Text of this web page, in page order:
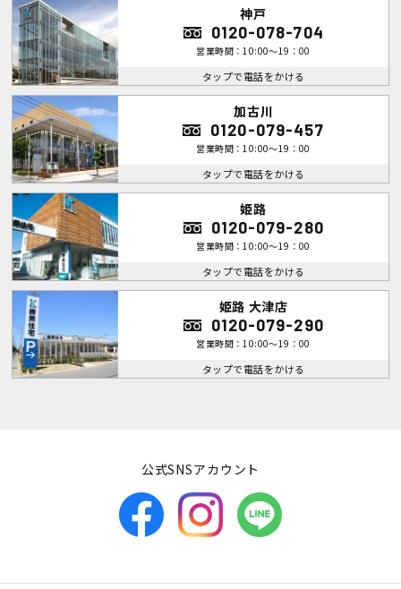
神戸
0120-078-704
営業時間：10:00～19：00
タップで電話をかける
加古川
0120-079-457
営業時間：10:00～19：00
タップで電話をかける
姫路
0120-079-280
営業時間：10:00～19：00
タップで電話をかける
姫路 大津店
0120-079-290
営業時間：10:00～19：00
タップで電話をかける
公式SNSアカウント